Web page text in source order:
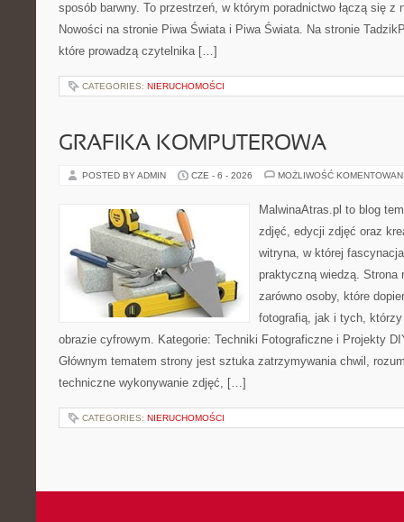
sposób barwny. To przestrzeń, w którym poradnictwo łączą się z
Nowości na stronie Piwa Świata i Piwa Świata. Na stronie
które prowadzą czytelnika […]
CATEGORIES: NIERUCHOMOŚCI
GRAFIKA KOMPUTEROWA
POSTED BY ADMIN CZE - 6 - 2026 MOŻLIWOŚĆ
MalwinaAtras.pl to blog
zdjęć, edycji zdjęć oraz
witryna, w której
praktyczną wiedzą. Strona
zarówno osoby, które
fotografią, jak i tych,
obrazie cyfrowym. Kategorie: Techniki Fotograficzne i Projekty
Głównym tematem strony jest sztuka zatrzymywania chwil,
techniczne wykonywanie zdjęć, […]
CATEGORIES: NIERUCHOMOŚCI